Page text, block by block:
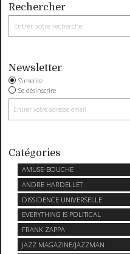
Rechercher
Newsletter
S'inscrire
Se désinscrire
Catégories
AMUSE-BOUCHE
ANDRE HARDELLET
DISSIDENCE UNIVERSELLE
EVERYTHING IS POLITICAL
FRANK ZAPPA
JAZZ MAGAZINE/JAZZMAN